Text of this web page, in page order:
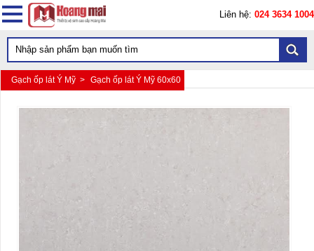
Liên hệ: 024 3634 1004
Gạch ốp lát Ý Mỹ > Gạch ốp lát Ý Mỹ 60x60